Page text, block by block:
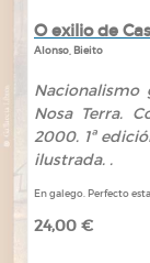
O exilio de
Alonso, Bieito
Nosa Terra.
2000. 1ª
ilustrada. .
En galego. Perfecto
24,00 €